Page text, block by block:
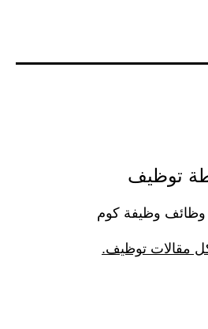
توظيف
وظيفة كوم
مقالات توظيف.